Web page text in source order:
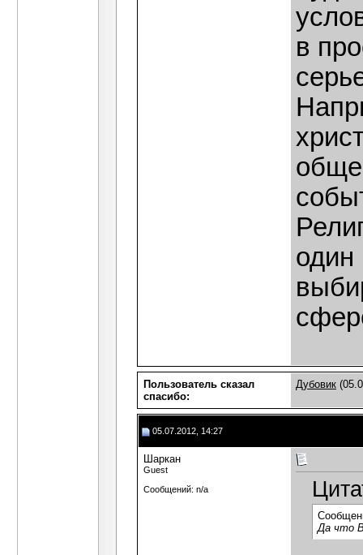
в
один
Пользователь сказал
cпасибо:
Дубовик
05.07.2012, 14:27
Шаркан
Guest
Сообщений: n/a
Да что